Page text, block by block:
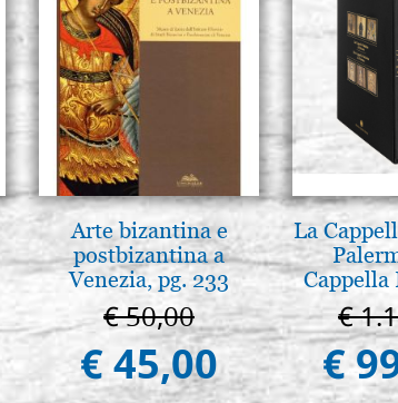
Arte bizantina e
postbizantina a
Venezia, pg. 233
€ 50,00
€ 45,00
La
€
€